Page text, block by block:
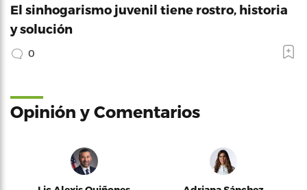
El sinhogarismo juvenil tiene rostro, historia
y solución
0
Opinión y Comentarios